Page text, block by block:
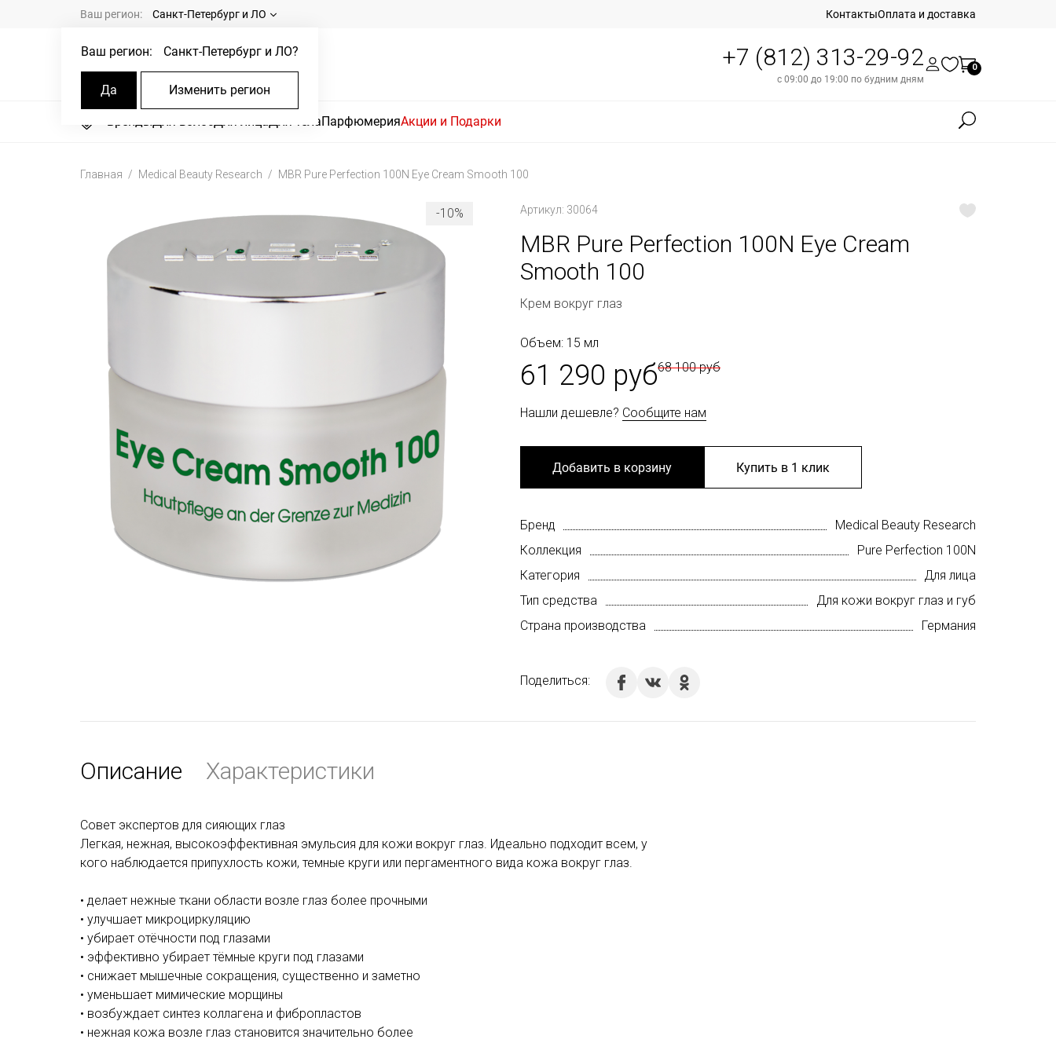
Ваш регион: Санкт-Петербург и ЛО
Ваш регион: Санкт-Петербург и ЛО?
Да Изменить регион
КонтактыОплата и доставка
+7 (812) 313-29-92
с 09:00 до 19:00 по будним дням
0
БрендыДля волосДля лицаДля телаПарфюмерияАкции и Подарки
Главная Medical Beauty Research MBR Pure Perfection 100N Eye Cream Smooth 100
-10% Артикул: 30064
MBR Pure Perfection 100N Eye Cream
Smooth 100
Крем вокруг глаз
Объем: 15 мл
61 290 руб68 100 руб
Нашли дешевле? Сообщите нам
Добавить в корзину Купить в 1 клик
Бренд
Medical Beauty Research
Коллекция
Pure Perfection 100N
Категория
Для лица
Тип средства
Для кожи вокруг глаз и губ
Страна производства
Германия
Поделиться:
Описание Характеристики
Совет экспертов для сияющих глаз
Легкая, нежная, высокоэффективная эмульсия для кожи вокруг глаз. Идеально подходит всем, у
кого наблюдается припухлость кожи, темные круги или пергаментного вида кожа вокруг глаз.
• делает нежные ткани области возле глаз более прочными
• улучшает микроциркуляцию
• убирает отёчности под глазами
• эффективно убирает тёмные круги под глазами
• снижает мышечные сокращения, существенно и заметно
• уменьшает мимические морщины
• возбуждает синтез коллагена и фибропластов
• нежная кожа возле глаз становится значительно более